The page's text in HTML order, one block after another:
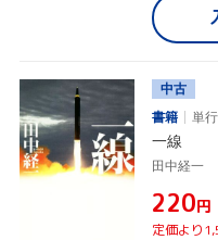
中古
書籍
単
一線
田中経一
¥220円
定価より